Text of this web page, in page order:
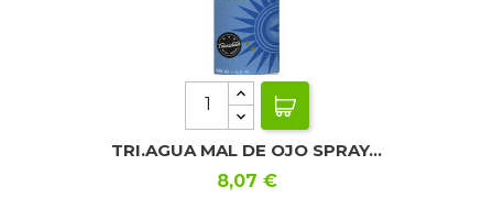
TRI.AGUA MAL DE OJO SPRAY...
Precio
8,07 €